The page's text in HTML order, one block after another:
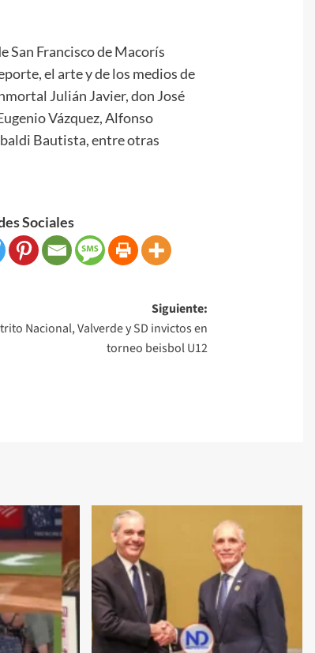
San Francisco de Macorís
el arte y de los medios de
Julián Javier, don José
Vázquez, Alfonso
Bautista, entre otras
Sociales
Siguiente:
Nacional, Valverde y SD invictos en
torneo beisbol U12